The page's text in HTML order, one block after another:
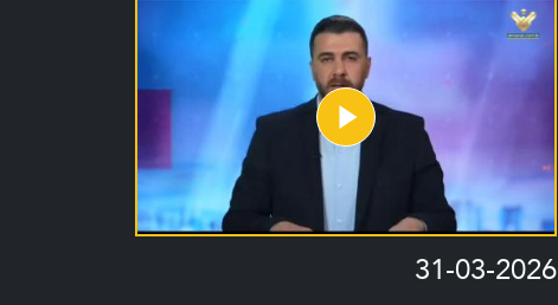
31-03-2026